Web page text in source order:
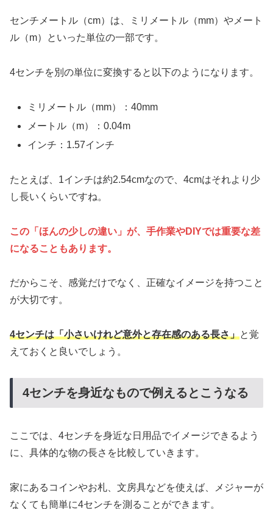
センチメートル（cm）は、ミリメートル（mm）やメート
ル（m）といった単位の一部です。
4センチを別の単位に変換すると以下のようになります。
ミリメートル（mm）：40mm
メートル（m）：0.04m
インチ：1.57インチ
たとえば、1インチは約2.54cmなので、4cmはそれより少
し長いくらいですね。
この「ほんの少しの違い」が、手作業やDIYでは重要な差
になることもあります。
だからこそ、感覚だけでなく、正確なイメージを持つこと
が大切です。
4センチは「小さいけれど意外と存在感のある長さ」と覚
えておくと良いでしょう。
4センチを身近なもので例えるとこうなる
ここでは、4センチを身近な日用品でイメージできるよう
に、具体的な物の長さを比較していきます。
家にあるコインやお札、文房具などを使えば、メジャーが
なくても簡単に4センチを測ることができます。